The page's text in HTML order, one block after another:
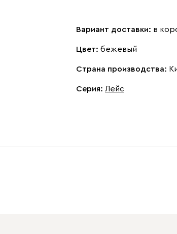
Вариант доставки: в
Цвет: бежевый
Страна производства:
Серия: Лейс